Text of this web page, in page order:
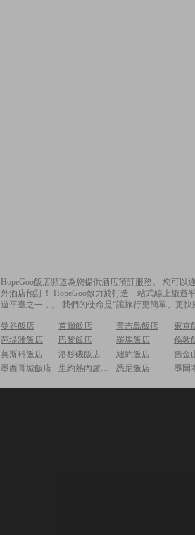
HopeGoo飯店頻道為您提供酒店預訂服務。 您可
外酒店預訂！ HopeGoo致力於打造一站式線上旅
遊平臺之一，。 我們的使命是“讓旅行更簡單、更
曼谷飯店 首爾飯店 普吉島飯店
東京
芭堤雅飯店
巴黎飯店 羅馬飯店
倫敦
莫斯科飯店
洛杉磯飯店 紐約飯店
舊金
墨西哥城飯店
里約熱內盧飯店 悉尼飯店 墨爾